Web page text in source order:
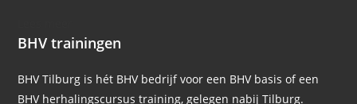
BHV trainingen
BHV Tilburg is hét BHV bedrijf voor een BHV basis of een
BHV herhalingscursus training, gelegen nabij Tilburg.